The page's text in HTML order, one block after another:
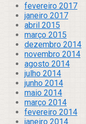
fevereiro 2017
janeiro 2017
abril 2015
março 2015
dezembro 2014
novembro 2014
agosto 2014
julho 2014
junho 2014
maio 2014
março 2014
fevereiro 2014
janeiro 2014